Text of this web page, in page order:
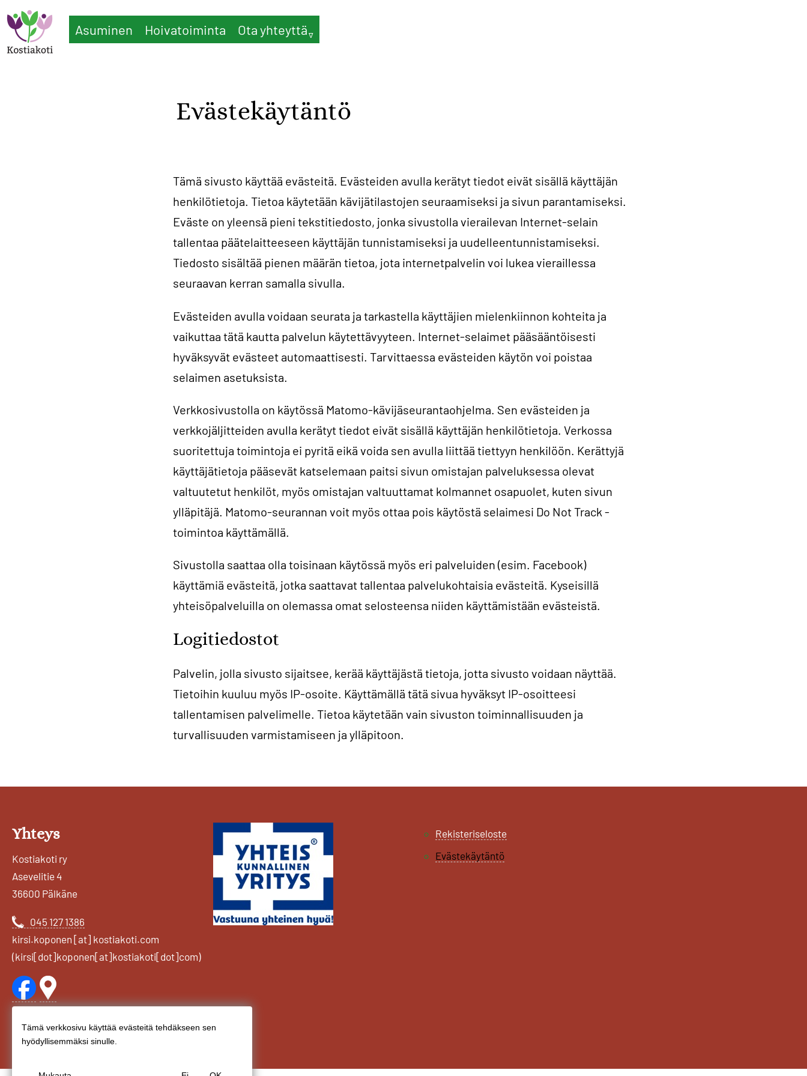
Hyppää
pääsisältöön
Main
Asuminen Hoivatoiminta Ota yhteyttä
Evästekäytäntö
Tämä sivusto käyttää evästeitä. Evästeiden avulla kerätyt tiedot eivät sisällä käyttäjän
henkilötietoja. Tietoa käytetään kävijätilastojen seuraamiseksi ja sivun parantamiseksi.
Eväste on yleensä pieni tekstitiedosto, jonka sivustolla vierailevan Internet-selain
tallentaa päätelaitteeseen käyttäjän tunnistamiseksi ja uudelleentunnistamiseksi.
Tiedosto sisältää pienen määrän tietoa, jota internetpalvelin voi lukea vieraillessa
seuraavan kerran samalla sivulla.
Evästeiden avulla voidaan seurata ja tarkastella käyttäjien mielenkiinnon kohteita ja
vaikuttaa tätä kautta palvelun käytettävyyteen. Internet-selaimet pääsääntöisesti
hyväksyvät evästeet automaattisesti. Tarvittaessa evästeiden käytön voi poistaa
selaimen asetuksista.
Verkkosivustolla on käytössä Matomo-kävijäseurantaohjelma. Sen evästeiden ja
verkkojäljitteiden avulla kerätyt tiedot eivät sisällä käyttäjän henkilötietoja. Verkossa
suoritettuja toimintoja ei pyritä eikä voida sen avulla liittää tiettyyn henkilöön. Kerättyjä
käyttäjätietoja pääsevät katselemaan paitsi sivun omistajan palveluksessa olevat
valtuutetut henkilöt, myös omistajan valtuuttamat kolmannet osapuolet, kuten sivun
ylläpitäjä. Matomo-seurannan voit myös ottaa pois käytöstä selaimesi Do Not Track -
toimintoa käyttämällä.
Sivustolla saattaa olla toisinaan käytössä myös eri palveluiden (esim. Facebook)
käyttämiä evästeitä, jotka saattavat tallentaa palvelukohtaisia evästeitä. Kyseisillä
yhteisöpalveluilla on olemassa omat selosteensa niiden käyttämistään evästeistä.
Logitiedostot
Palvelin, jolla sivusto sijaitsee, kerää käyttäjästä tietoja, jotta sivusto voidaan näyttää.
Tietoihin kuuluu myös IP-osoite. Käyttämällä tätä sivua hyväksyt IP-osoitteesi
tallentamisen palvelimelle. Tietoa käytetään vain sivuston toiminnallisuuden ja
turvallisuuden varmistamiseen ja ylläpitoon.
Yhteys
Kostiakoti ry
Asevelitie 4
36600 Pälkäne
045 127 1386
kirsi.koponen [at] kostiakoti.com
(kirsi[dot]koponen[at]kostiakoti[dot]com)
Rekisteriseloste
Evästekäytäntö
Henkilötietojen
Tämä verkkosivu käyttää evästeitä tehdäkseen sen
hyödyllisemmäksi sinulle.